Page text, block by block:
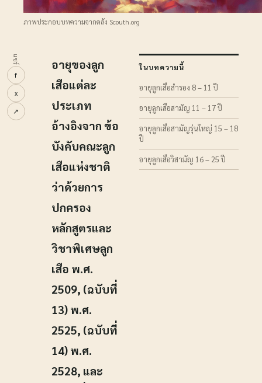
ภาพประกอบบทความจากคลัง Scouth.org
แชร์
f
x
↗
อายุของลูก
เสือแต่ละ
ประเภท
อ้างอิงจาก ข้อ
บังคับคณะลูก
เสือแห่งชาติ
ว่าด้วยการ
ปกครอง
หลักสูตรและ
วิชาพิเศษลูก
เสือ พ.ศ.
2509, (ฉบับที่
13) พ.ศ.
2525, (ฉบับที่
14) พ.ศ.
2528, และ
ในบทความนี้
อายุลูกเสือสำรอง 8 – 11 ปี
อายุลูกเสือสามัญ 11 – 17 ปี
อายุลูกเสือสามัญรุ่นใหญ่ 15 – 18
ปี
อายุลูกเสือวิสามัญ 16 – 25 ปี